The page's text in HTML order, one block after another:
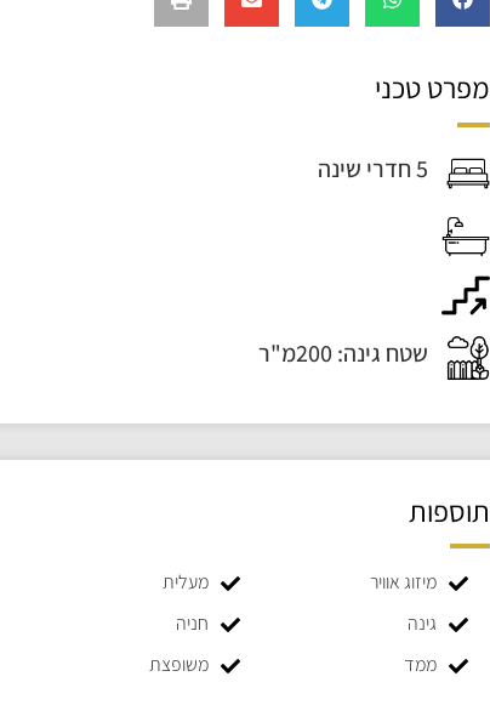
מפרט טכני
5 חדרי שינה
שטח גינה: 200מ"ר
תוספות
מיזוג אוויר
מעלית
גינה
חניה
ממד
משופצת